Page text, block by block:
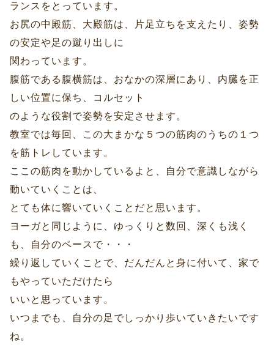
ランスをとっています。
お尻の中殿筋、大殿筋は、片足立ちを支えたり、姿勢
の安定や足の蹴り出しに
関わっています。
腹筋である腹横筋は、おなかの深層にあり、内臓を正
しい位置に保ち、コルセット
のような役割で姿勢を安定させます。
教室では毎回、この大まかな５つの筋肉のうちの１つ
を筋トレしています。
ここの筋肉を動かしているよと、自分で意識しながら
動いていくことは、
とても体に響いていくことだと思います。
ヨーガと同じように、ゆっくりと数回、深くも浅く
も、自分のペースで・・・
繰り返していくことで、だんだんと身に付いて、家で
もやっていただけたら
いいと思っています。
いつまでも、自分の足でしっかり歩いていきたいです
ね。